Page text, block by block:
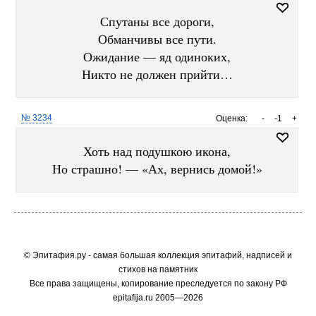
Спутаны все дороги,
Обманчивы все пути.
Ожидание — яд одиноких,
Никто не должен прийти…
Оценка: +
-1
-
№ 3234
Хоть над подушкою икона,
Но страшно! — «Ах, вернись домой!»
© Эпитафия.ру - самая большая коллекция эпитафий, надписей и
стихов на памятник
Все права защищены, копирование преследуется по закону РФ
epitafija.ru 2005—2026